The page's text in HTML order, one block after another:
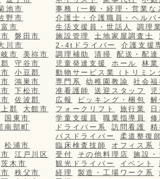
池市
野市
市
磐田市
川市
市
美祢市
守谷市
小豆郡
鴻巣市
下松市
佐波郡
郡
大館市
国東市
南部町
松浦市
江戸川区
茨木市
秩父市
事務（一般・経理・営業な
介護士・介護職員・ヘルパ
生活支援員・世話人
調理
施設管理
土地家屋調査士
2-4tドライバー
介護支援
調理補助
清掃 配送・配
児童発達支援
ホール 林業
動物サービス業（トリミン
専門系
幼稚園教諭 社会福
准看護師
送迎スタッフ
広報
ピッキング・梱包 解
フォークリフト
旅行業
学童支援員
職業指導員 修
ドライバー系
訪問看護
バスドライバー
柔道整復師
臨床検査技師
オフィス系
受付
その他料理店 施設・
観光ドライバー
イベント
経理
製造・工場ワーク系